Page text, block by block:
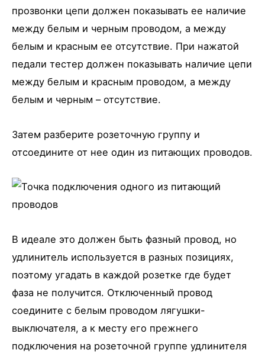
прозвонки цепи должен показывать ее наличие
между белым и черным проводом, а между
белым и красным ее отсутствие. При нажатой
педали тестер должен показывать наличие цепи
между белым и красным проводом, а между
белым и черным – отсутствие.
Затем разберите розеточную группу и
отсоедините от нее один из питающих проводов.
В идеале это должен быть фазный провод, но
удлинитель используется в разных позициях,
поэтому угадать в каждой розетке где будет
фаза не получится. Отключенный провод
соедините с белым проводом лягушки-
выключателя, а к месту его прежнего
подключения на розеточной группе удлинителя